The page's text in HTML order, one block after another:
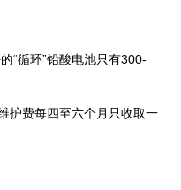
“循环”铅酸电池只有300-
护费每四至六个月只收取一